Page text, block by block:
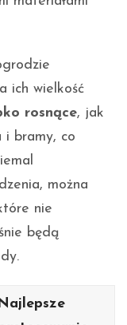
ich wielkość
rosnące, jak
i bramy, co
można
nie
będą